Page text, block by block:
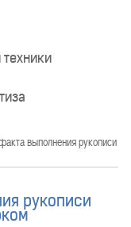
выполнения рукописи
рукописи